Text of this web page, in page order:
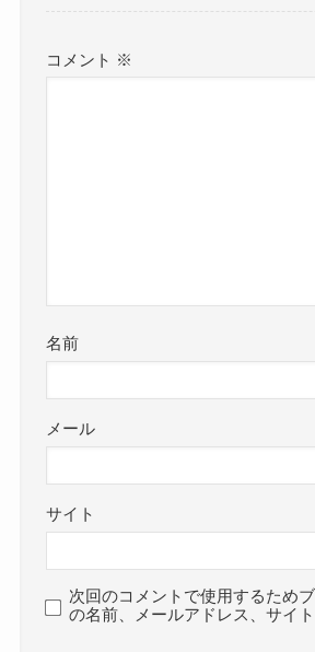
コメント ※
名前
メール
サイト
次回のコメントで使用するため
の名前、メールアドレス、サイト